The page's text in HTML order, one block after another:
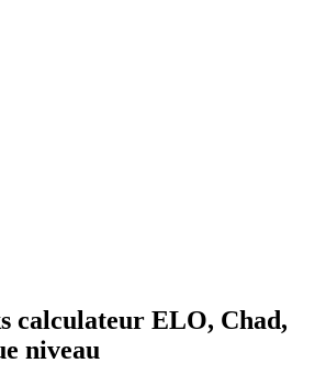
calculateur ELO, Chad,
niveau